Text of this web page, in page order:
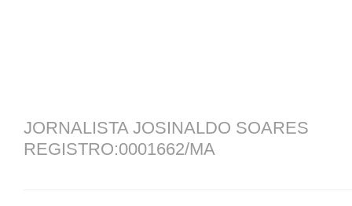
JORNALISTA JOSINALDO SOARES
REGISTRO:0001662/MA